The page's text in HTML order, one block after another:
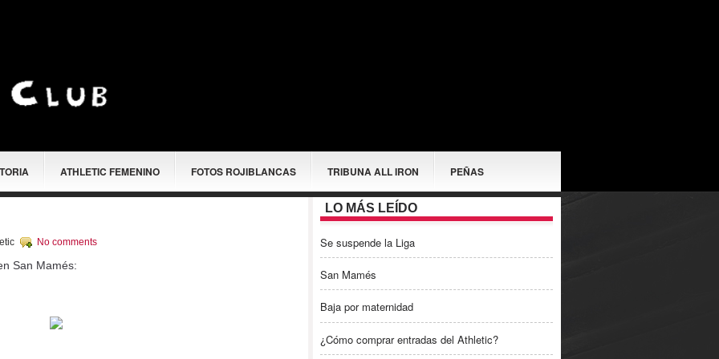
ATHLETIC FEMENINO FOTOS ROJIBLANCAS TRIBUNA ALL IRON PEÑAS
No comments
San Mamés:
LO MÁS LEÍDO
Se suspende la Liga
San Mamés
Baja por maternidad
¿Cómo comprar entradas del Athletic?